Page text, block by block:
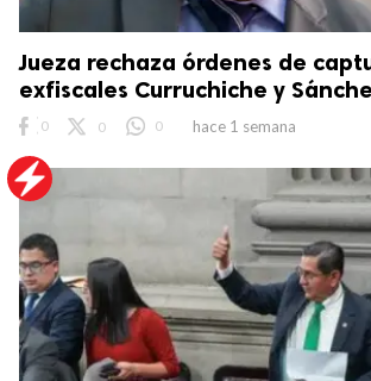
Jueza rechaza órdenes de
exfiscales Curruchiche y
0 0 0 hace 1 semana